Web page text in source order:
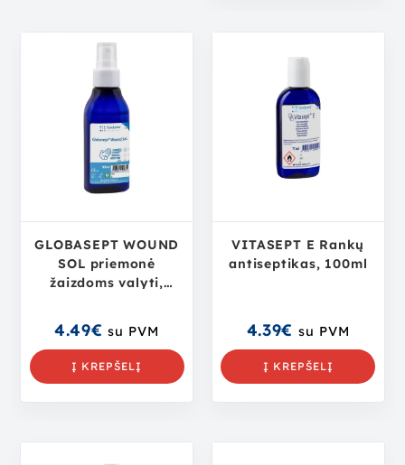
GLOBASEPT WOUND
SOL priemonė
žaizdoms valyti,
4.49€ su PVM
Į KREPŠELĮ
VITASEPT E Rankų
antiseptikas, 100ml
4.39€ su PVM
Į KREPŠELĮ